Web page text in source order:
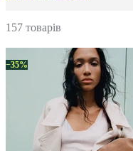
157 товарів
−35%